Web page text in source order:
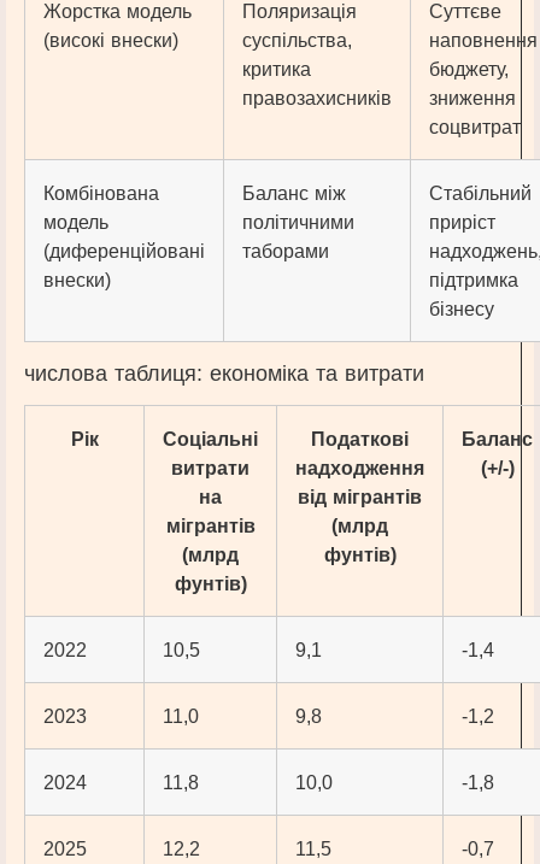
Жорстка модель
(високі внески)
Поляризація
суспільства,
критика
правозахисників
Суттєве
наповнення
бюджету,
зниження
соцвитрат
Комбінована
модель
(диференційовані
внески)
Баланс між
політичними
таборами
Стабільний
приріст
підтримка
бізнесу
числова таблиця: економіка та витрати
Рік
Соціальні
витрати
на
мігрантів
(млрд
фунтів)
Податкові
надходження
від мігрантів
(млрд
фунтів)
Баланс
(+/-)
2022 10,5 9,1 -1,4
2023 11,0 9,8 -1,2
2024 11,8 10,0 -1,8
2025
12,2 11,5 -0,7